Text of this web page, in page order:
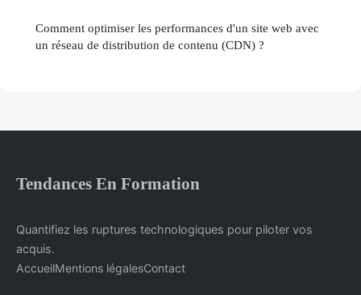
Comment optimiser les performances d'un site web avec
un réseau de distribution de contenu (CDN) ?
Tendances En Formation
Quantifiez les ruptures technologiques pour piloter vos
acquis.
AccueilMentions légalesContact